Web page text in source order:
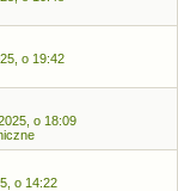
o 19:42
o 18:09
o 14:22